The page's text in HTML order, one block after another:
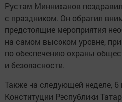
Рустам Минниханов
с праздником. Он обратил
предстоящие мероприятия
на самом высоком уровне,
по обеспечению охраны
и безопасности.
Также на следующей неделе, 6
Конституции Республики